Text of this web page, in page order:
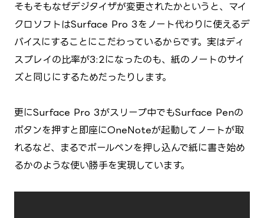
そもそもなぜデジタイザが変更されたかというと、マイ
クロソフトはSurface Pro 3をノート代わりに使えるデ
バイスにすることにこだわっているからです。実はディ
スプレイの比率が3:2になったのも、紙のノートのサイ
ズと同じにするためだったりします。
更にSurface Pro 3がスリープ中でもSurface Penの
ボタンを押すと即座にOneNoteが起動してノートが取
れるなど、まるでボールペンを押し込んで紙に書き始め
るかのような使い勝手を実現しています。